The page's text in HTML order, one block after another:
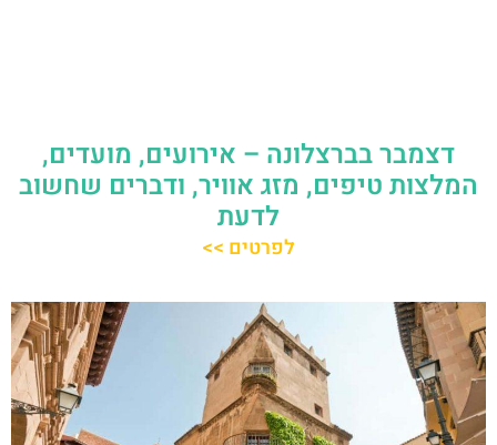
דצמבר בברצלונה – אירועים, מועדים,
המלצות טיפים, מזג אוויר, ודברים שחשוב
לדעת
לפרטים >>